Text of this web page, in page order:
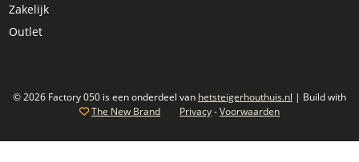
Zakelijk
Outlet
© 2026 Factory 050 is een onderdeel van hetsteigerhouthuis.nl | Build with
The New Brand
Privacy-Voorwaarden